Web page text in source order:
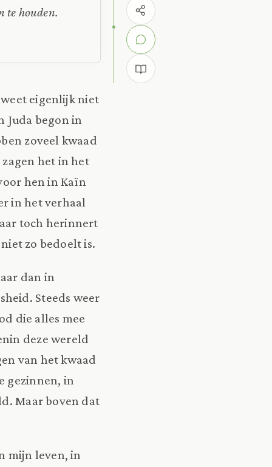
te houden.
eigenlijk niet
Juda begon in
zoveel kwaad
het in het
hen in Kaïn
in het verhaal
toch herinnert
zo bedoelt is.
dan in
Steeds weer
die alles mee
deze wereld
van het kwaad
gezinnen, in
Maar boven dat
mijn leven, in